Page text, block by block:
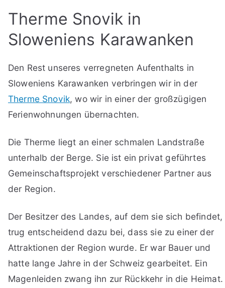
Therme Snovik in
Sloweniens Karawanken
Den Rest unseres verregneten Aufenthalts in
Sloweniens Karawanken verbringen wir in der
Therme Snovik, wo wir in einer der großzügigen
Ferienwohnungen übernachten.
Die Therme liegt an einer schmalen Landstraße
unterhalb der Berge. Sie ist ein privat geführtes
Gemeinschaftsprojekt verschiedener Partner aus
der Region.
Der Besitzer des Landes, auf dem sie sich befindet,
trug entscheidend dazu bei, dass sie zu einer der
Attraktionen der Region wurde. Er war Bauer und
hatte lange Jahre in der Schweiz gearbeitet. Ein
Magenleiden zwang ihn zur Rückkehr in die Heimat.